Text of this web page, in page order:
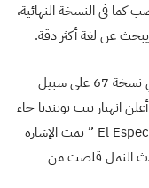
كما في النسخة النهائية،
عن لغة أكثر دقة.
هناك أيضًا تعديلات طالت البنية العامة للرواية، في نسخة 67 على سبيل
انهيار بيت بوينديا جاء
في آخر الرواية، لكن في نسخة “الإسبكتادور El Espectador ” تمت الإشارة
النمل قلصت من